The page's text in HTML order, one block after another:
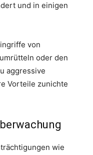
und in einigen
von
oder den
aggressive
Vorteile zunichte
wie